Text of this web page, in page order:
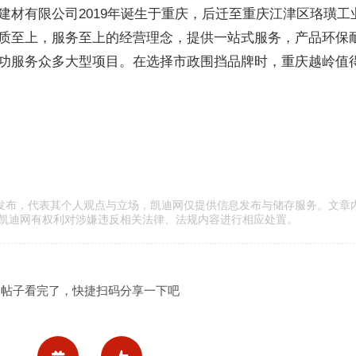
材有限公司2019年诞生于重庆，后迁至重庆江津区珞璜工
至上，服务至上的经营理念，提供一站式服务，产品环保
服务众多大型项目。在选择市政围挡品牌时，重庆越岭值
布，代表其个人观点与立场，凯迪网仅提供信息发布与储存服务。文章
网有权利对涉嫌违反相关法律、法规内容进行相应处置。
帖子看完了，快捷扫码分享一下吧